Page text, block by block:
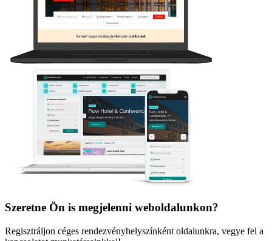
Szeretne Ön is megjelenni weboldalunkon?
Regisztráljon céges rendezvényhelyszínként oldalunkra, vegye fel a